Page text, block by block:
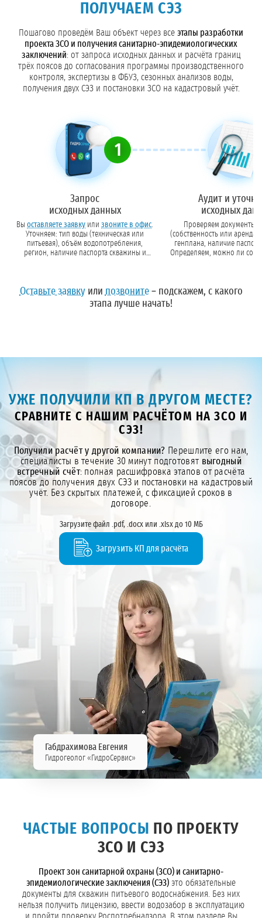
ПОЛУЧАЕМ СЭЗ
Пошагово проведём Ваш объект через все этапы разработки
проекта ЗСО и получения санитарно-эпидемиологических
заключений: от запроса исходных данных и расчёта границ
трёх поясов до согласования программы производственного
контроля, экспертизы в ФБУЗ, сезонных анализов воды,
получения двух СЭЗ и постановки ЗСО на кадастровый учёт.
1
Запрос
исходных данных
Вы оставляете заявку или звоните в офис.
Уточняем: тип воды (техническая или
питьевая), объём водопотребления,
регион, наличие паспорта скважины и
Аудит и
исходных
Проверяем документы
(собственность или аренда),
генплана, наличие паспорта
Определяем, можно ли
Оставьте заявкуили позвоните– подскажем, с какого
этапа лучше начать!
УЖЕ ПОЛУЧИЛИ КП В ДРУГОМ МЕСТЕ?
СРАВНИТЕ С НАШИМ РАСЧЁТОМ НА ЗСО И
СЭЗ!
Получили расчёт у другой компании? Перешлите его нам,
специалисты в течение 30 минут подготовят выгодный
встречный счёт: полная расшифровка этапов от расчёта
поясов до получения двух СЭЗ и постановки на кадастровый
учёт. Без скрытых платежей, с фиксацией сроков в
договоре.
Загрузите файл .pdf, .docx или .xlsx до 10 МБ
Загрузить КП для расчёта
Габдрахимова Евгения
Гидрогеолог «ГидроСервис»
ЧАСТЫЕ ВОПРОСЫ
ПО ПРОЕКТУ
ЗСО И СЭЗ
Проект зон санитарной охраны (ЗСО) и санитарно-
эпидемиологические заключения (СЭЗ) это обязательные
документы для скважин питьевого водоснабжения. Без них
нельзя получить лицензию, ввести водозабор в эксплуатацию